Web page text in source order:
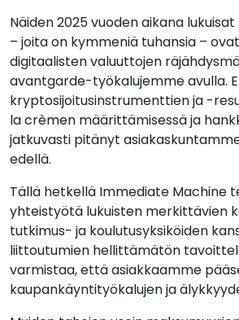
Näiden 2025 vuoden aikana
– joita on kymmeniä tuhansia –
digitaalisten valuuttojen
avantgarde-työkalujemme avulla.
kryptosijoitusinstrumenttien ja -
la crèmen määrittämisessä ja
jatkuvasti pitänyt
edellä.
Tällä hetkellä Immediate Machine
yhteistyötä lukuisten merkittävien
tutkimus- ja koulutusyksiköiden
liittoutumien hellittämätön
varmistaa, että asiakkaamme
kaupankäyntityökalujen ja